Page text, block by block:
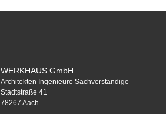
WERKHAUS GmbH
Architekten Ingenieure Sachverständige
Stadtstraße 41
78267 Aach